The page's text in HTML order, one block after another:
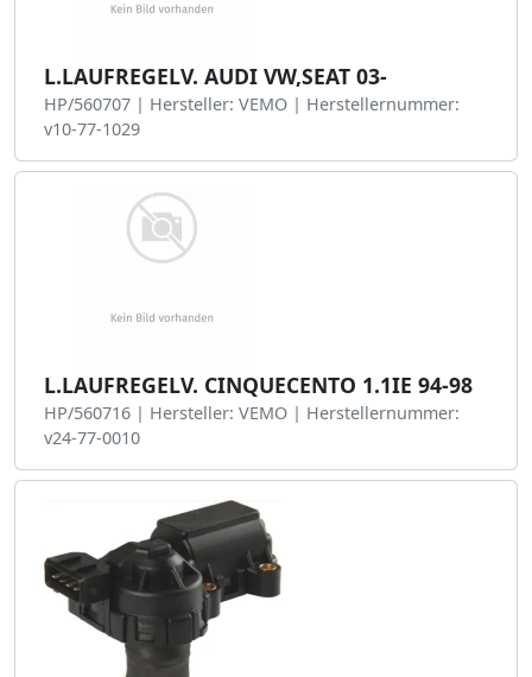
L.LAUFREGELV. AUDI VW,SEAT 03-
HP/560707 | Hersteller: VEMO | Herstellernummer:
v10-77-1029
L.LAUFREGELV. CINQUECENTO 1.1IE 94-98
HP/560716 | Hersteller: VEMO | Herstellernummer:
v24-77-0010